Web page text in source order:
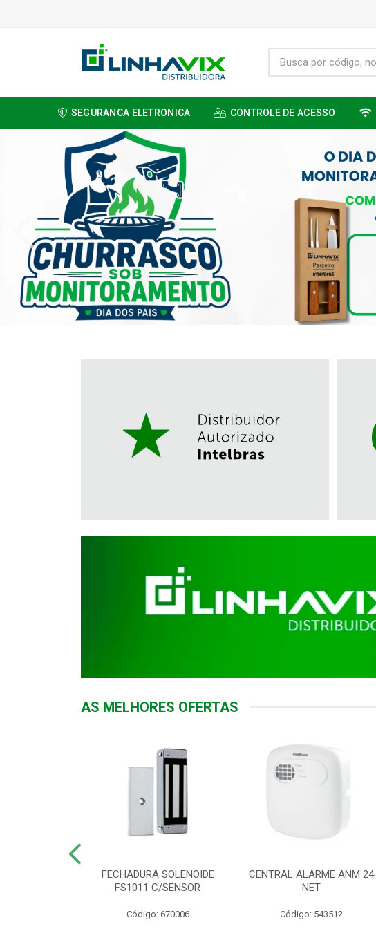
SEGURANCA ELETRONICA CONTROLE DE ACESSO
AS MELHORES OFERTAS
FECHADURA SOLENOIDE
FS1011 C/SENSOR
Código: 670006
CENTRAL ALARME ANM 24
NET
Código: 543512